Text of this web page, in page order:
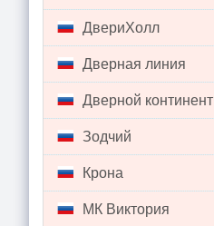
ДвериХолл
Дверная линия
Дверной континент
Зодчий
Крона
МК Виктория